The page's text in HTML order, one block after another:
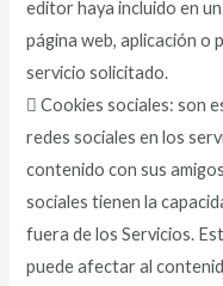
editor haya incluido en
página web, aplicación o
servicio solicitado.
 Cookies sociales: son
redes sociales en los
contenido con sus
sociales tienen la
fuera de los Servicios.
puede afectar al